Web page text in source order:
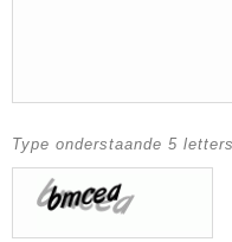
Type onderstaande 5